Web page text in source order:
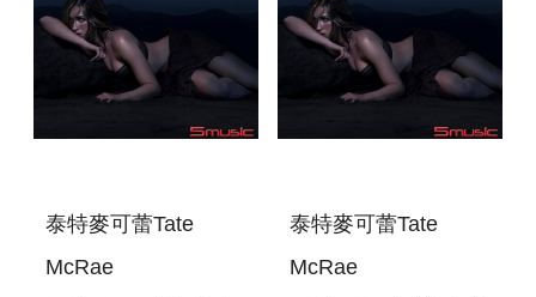
泰特麥可蕾Tate
McRae
泰特麥可蕾Tate
McRae